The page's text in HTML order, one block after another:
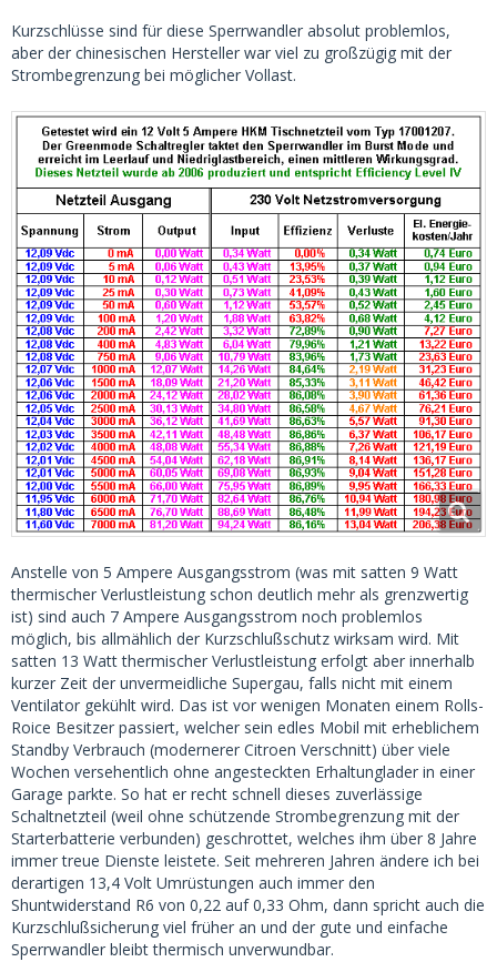
Kurzschlüsse sind für diese Sperrwandler absolut problemlos,
aber der chinesischen Hersteller war viel zu großzügig mit der
Strombegrenzung bei möglicher Vollast.
Anstelle von 5 Ampere Ausgangsstrom (was mit satten 9 Watt
thermischer Verlustleistung schon deutlich mehr als grenzwertig
ist) sind auch 7 Ampere Ausgangsstrom noch problemlos
möglich, bis allmählich der Kurzschlußschutz wirksam wird. Mit
satten 13 Watt thermischer Verlustleistung erfolgt aber innerhalb
kurzer Zeit der unvermeidliche Supergau, falls nicht mit einem
Ventilator gekühlt wird. Das ist vor wenigen Monaten einem Rolls-
Roice Besitzer passiert, welcher sein edles Mobil mit erheblichem
Standby Verbrauch (modernerer Citroen Verschnitt) über viele
Wochen versehentlich ohne angesteckten Erhaltunglader in einer
Garage parkte. So hat er recht schnell dieses zuverlässige
Schaltnetzteil (weil ohne schützende Strombegrenzung mit der
Starterbatterie verbunden) geschrottet, welches ihm über 8 Jahre
immer treue Dienste leistete. Seit mehreren Jahren ändere ich bei
derartigen 13,4 Volt Umrüstungen auch immer den
Shuntwiderstand R6 von 0,22 auf 0,33 Ohm, dann spricht auch die
Kurzschlußsicherung viel früher an und der gute und einfache
Sperrwandler bleibt thermisch unverwundbar.